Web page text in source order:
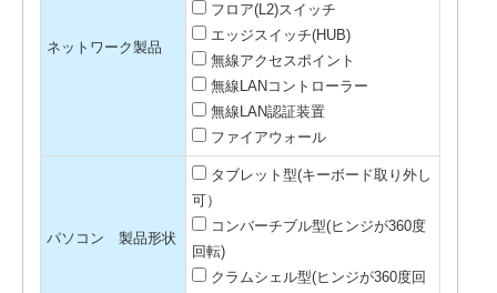
ネットワーク製品
フロア(L2)スイッチ
エッジスイッチ(HUB)
無線アクセスポイント
無線LANコントローラー
無線LAN認証装置
ファイアウォール
パソコン 製品形状
タブレット型(キーボード取り外し
可）
コンバーチブル型(ヒンジが360度
回転)
クラムシェル型(ヒンジが360度回